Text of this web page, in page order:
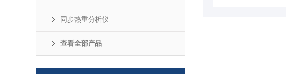
同步热重分析仪
查看全部产品